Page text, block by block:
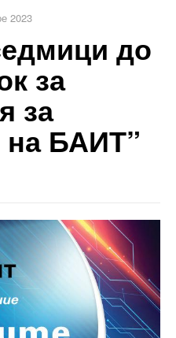
2023
до
за
за
на БАИТ”